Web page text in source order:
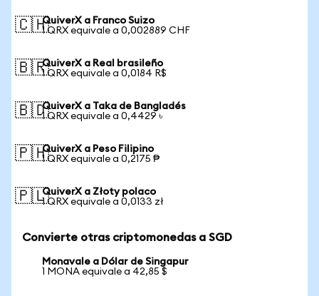
🇨🇭QuiverX a Franco Suizo
1 QRX equivale a 0,002889 CHF
🇧🇷QuiverX a Real brasileño
1 QRX equivale a 0,0184 R$
🇧🇩QuiverX a Taka de Bangladés
1 QRX equivale a 0,4429 ৳
🇵🇭QuiverX a Peso Filipino
1 QRX equivale a 0,2175 ₱
🇵🇱QuiverX a Złoty polaco
1 QRX equivale a 0,0133 zł
Convierte otras criptomonedas a SGD
Monavale a Dólar de Singapur
1 MONA equivale a 42,85 $